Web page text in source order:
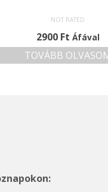
NOT RATED
2900 Ft Áfával
TOVÁBB